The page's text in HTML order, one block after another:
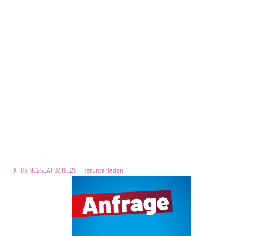
AF0319_25_AF0319_25 Herunterladen